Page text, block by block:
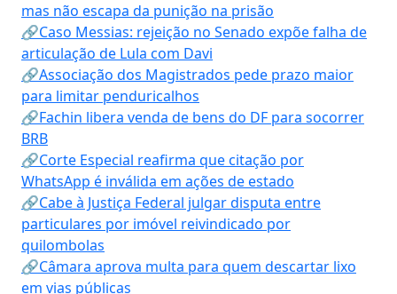
mas não escapa da punição na prisão
🔗Caso Messias: rejeição no Senado expõe falha de
articulação de Lula com Davi
🔗Associação dos Magistrados pede prazo maior
para limitar penduricalhos
🔗Fachin libera venda de bens do DF para socorrer
BRB
🔗Corte Especial reafirma que citação por
WhatsApp é inválida em ações de estado
🔗Cabe à Justiça Federal julgar disputa entre
particulares por imóvel reivindicado por
quilombolas
🔗Câmara aprova multa para quem descartar lixo
em vias públicas